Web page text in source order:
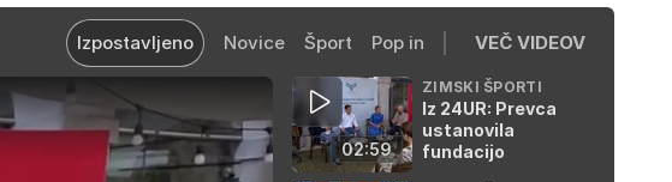
Izpostavljeno Novice Šport Pop in VEČ VIDEOV
02:59
ZIMSKI ŠPORTI
Iz 24UR: Prevca
ustanovila
fundacijo